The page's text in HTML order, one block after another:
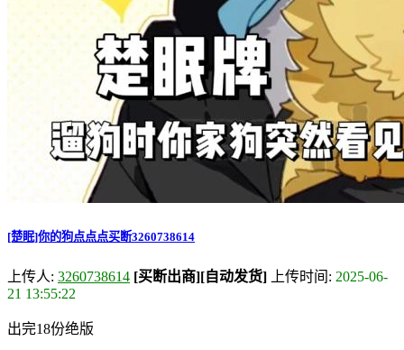
[楚眠]你的狗点点点买断3260738614
上传人: 3260738614 [买断出商][自动发货] 上传时间: 2025-06-
21 13:55:22
出完18份绝版